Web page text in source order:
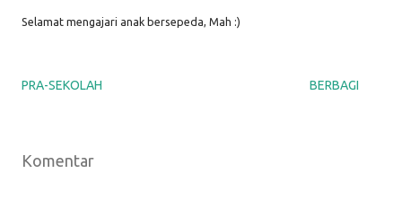
Selamat mengajari anak bersepeda, Mah :)
PRA-SEKOLAH BERBAGI
Komentar